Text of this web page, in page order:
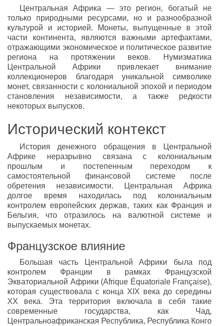
Центральная Африка — это регион, богатый не
только природными ресурсами, но и разнообразной
культурой и историей. Монеты, выпущенные в этой
части континента, являются важными артефактами,
отражающими экономическое и политическое развитие
региона на протяжении веков. Нумизматика
Центральной Африки привлекает внимание
коллекционеров благодаря уникальной символике
монет, связанности с колониальной эпохой и периодом
становления независимости, а также редкости
некоторых выпусков.
Исторический контекст
История денежного обращения в Центральной
Африке неразрывно связана с колониальным
прошлым и постепенным переходом к
самостоятельной финансовой системе после
обретения независимости. Центральная Африка
долгое время находилась под колониальным
контролем европейских держав, таких как Франция и
Бельгия, что отразилось на валютной системе и
выпускаемых монетах.
Французское влияние
Большая часть Центральной Африки была под
контролем Франции в рамках Французской
Экваториальной Африки (Afrique Équatoriale Française),
которая существовала с конца XIX века до середины
XX века. Эта территория включала в себя такие
современные государства, как Чад,
Центральноафриканская Республика, Республика Конго